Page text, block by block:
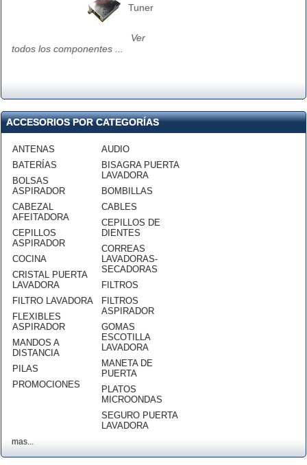
Tuner
Ver
todos los componentes ...
ACCESORIOS POR CATEGORÍAS
ANTENAS
BATERÍAS
BOLSAS
ASPIRADOR
CABEZAL
AFEITADORA
CEPILLOS
ASPIRADOR
COCINA
CRISTAL PUERTA
LAVADORA
FILTRO LAVADORA
FLEXIBLES
ASPIRADOR
MANDOS A
DISTANCIA
PILAS
PROMOCIONES
AUDIO
BISAGRA PUERTA
LAVADORA
BOMBILLAS
CABLES
CEPILLOS DE
DIENTES
CORREAS
LAVADORAS-
SECADORAS
FILTROS
FILTROS
ASPIRADOR
GOMAS
ESCOTILLA
LAVADORA
MANETA DE
PUERTA
PLATOS
MICROONDAS
SEGURO PUERTA
LAVADORA
mas...